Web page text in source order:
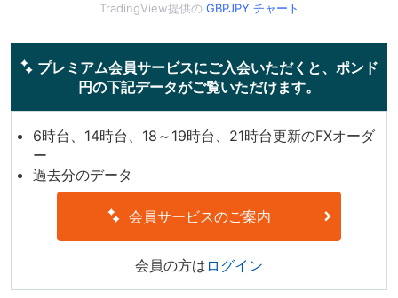
TradingView提供の GBPJPY チャート
プレミアム会員サービスにご入会いただくと、ポンド
円の下記データがご覧いただけます。
6時台、14時台、18～19時台、21時台更新のFXオーダ
ー
過去分のデータ
会員サービスのご案内
会員の方は ログイン